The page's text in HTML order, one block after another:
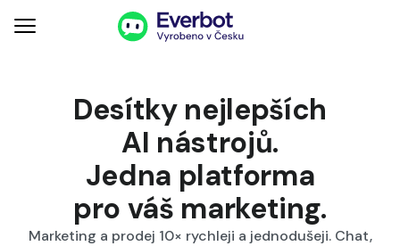
Desítky nejlepších
AI nástrojů.
Jedna platforma
pro váš marketing.
Marketing a prodej 10× rychleji a jednodušeji. Chat,